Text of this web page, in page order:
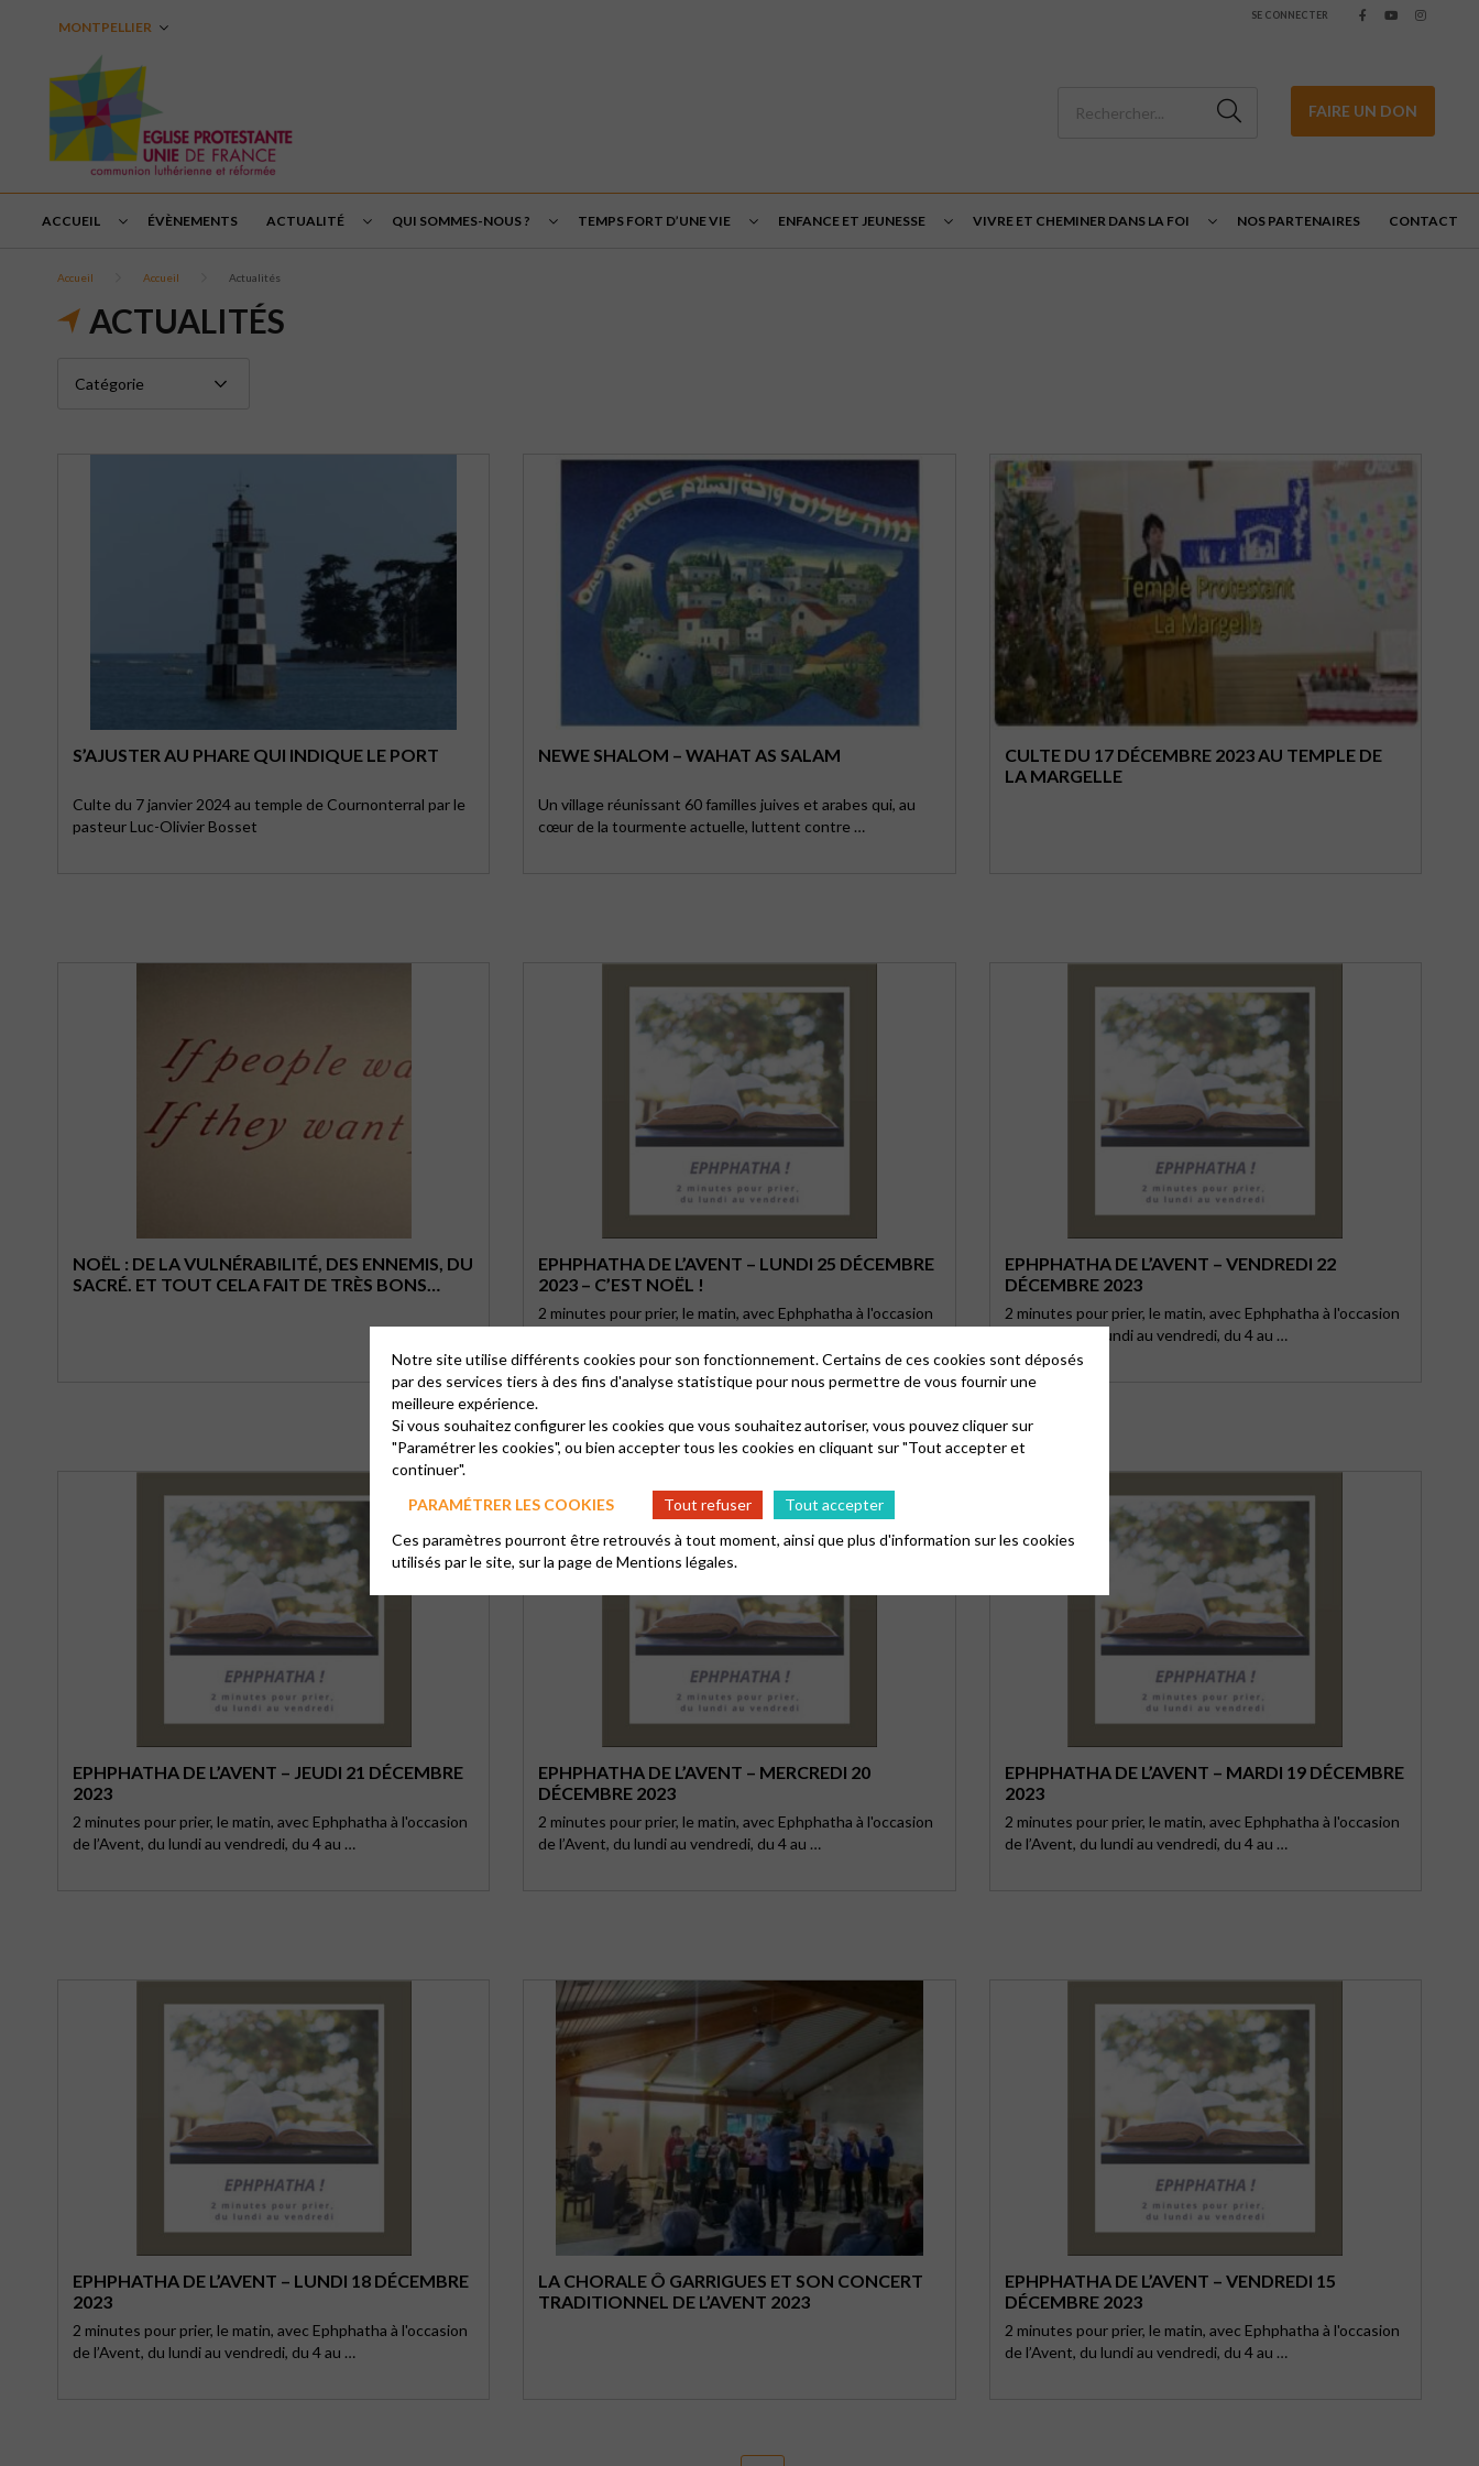
MONTPELLIER
SE CONNECTER
FAIRE UN DON
ACCUEIL ÉVÈNEMENTS ACTUALITÉ QUI SOMMES-NOUS ? TEMPS FORT D’UNE VIE ENFANCE ET JEUNESSE VIVRE ET CHEMINER DANS LA FOI NOS PARTENAIRES CONTACT
Accueil Accueil Actualités
ACTUALITÉS
S’AJUSTER AU PHARE QUI INDIQUE LE PORT
Culte du 7 janvier 2024 au temple de Cournonterral par le
pasteur Luc-Olivier Bosset
NEWE SHALOM – WAHAT AS SALAM
Un village réunissant 60 familles juives et arabes qui, au
cœur de la tourmente actuelle, luttent contre …
CULTE DU 17 DÉCEMBRE 2023 AU TEMPLE DE
LA MARGELLE
NOËL : DE LA VULNÉRABILITÉ, DES ENNEMIS, DU
SACRÉ. ET TOUT CELA FAIT DE TRÈS BONS
EPHPHATHA DE L’AVENT – LUNDI 25 DÉCEMBRE
2023 – C’EST NOËL !
2 minutes pour prier, le matin, avec Ephphatha à l'occasion
EPHPHATHA DE L’AVENT – VENDREDI 22
DÉCEMBRE 2023
2 minutes pour prier, le matin, avec Ephphatha à l'occasion
de l’Avent, du lundi au vendredi, du 4 au …
EPHPHATHA DE L’AVENT – JEUDI 21 DÉCEMBRE
2023
2 minutes pour prier, le matin, avec Ephphatha à l'occasion
de l’Avent, du lundi au vendredi, du 4 au …
EPHPHATHA DE L’AVENT – MERCREDI 20
DÉCEMBRE 2023
2 minutes pour prier, le matin, avec Ephphatha à l'occasion
de l’Avent, du lundi au vendredi, du 4 au …
EPHPHATHA DE L’AVENT – MARDI 19 DÉCEMBRE
2023
2 minutes pour prier, le matin, avec Ephphatha à l'occasion
de l’Avent, du lundi au vendredi, du 4 au …
EPHPHATHA DE L’AVENT – LUNDI 18 DÉCEMBRE
2023
2 minutes pour prier, le matin, avec Ephphatha à l'occasion
de l’Avent, du lundi au vendredi, du 4 au …
LA CHORALE Ô GARRIGUES ET SON CONCERT
TRADITIONNEL DE L’AVENT 2023
EPHPHATHA DE L’AVENT – VENDREDI 15
DÉCEMBRE 2023
2 minutes pour prier, le matin, avec Ephphatha à l'occasion
de l’Avent, du lundi au vendredi, du 4 au …
Notre site utilise différents cookies pour son fonctionnement. Certains de ces cookies sont déposés
par des services tiers à des fins d'analyse statistique pour nous permettre de vous fournir une
meilleure expérience.
Si vous souhaitez configurer les cookies que vous souhaitez autoriser, vous pouvez cliquer sur
"Paramétrer les cookies", ou bien accepter tous les cookies en cliquant sur "Tout accepter et
continuer".
PARAMÉTRER LES COOKIES
Tout refuser
Tout accepter
Ces paramètres pourront être retrouvés à tout moment, ainsi que plus d'information sur les cookies
utilisés par le site, sur la page deMentions légales.